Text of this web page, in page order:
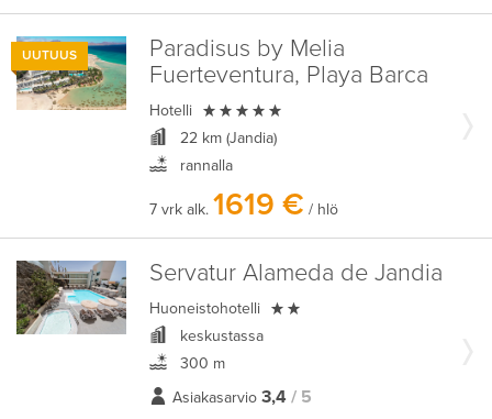
UUTUUS
Paradisus by Melia
Fuerteventura, Playa Barca
Hotelli 
22 km (Jandia)
rannalla
7 vrk alk. 1619 € / hlö
Servatur Alameda de Jandia
Huoneistohotelli 
keskustassa
300 m
Asiakasarvio 3,4 / 5